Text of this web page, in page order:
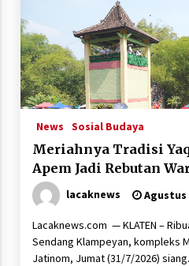
News Sosial Budaya
Meriahnya Tradisi
Apem Jadi Rebutan
lacaknews Agustus
Lacaknews.com — KLATEN –
Sendang Klampeyan, kompleks
Jatinom, Jumat (31/7/2026)